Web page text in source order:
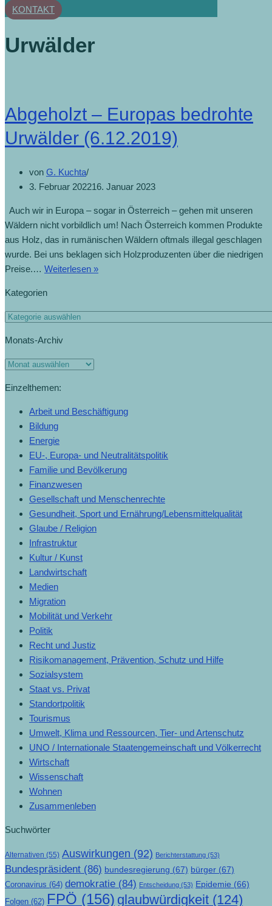
KONTAKT
Urwälder
Abgeholzt – Europas bedrohte
Urwälder (6.12.2019)
von G. Kuchta
3. Februar 202216. Januar 2023
Auch wir in Europa – sogar in Österreich – gehen mit unseren
Wäldern nicht vorbildlich um! Nach Österreich kommen Produkte
aus Holz, das in rumänischen Wäldern oftmals illegal geschlagen
wurde. Bei uns beklagen sich Holzproduzenten über die niedrigen
Preise.… Weiterlesen »
bedrohte
Kategorien
Kategorien
Monats-Archiv
Monats-
Einzelthemen:
Arbeit und Beschäftigung
Bildung
Energie
EU-, Europa- und Neutralitätspolitik
Familie und Bevölkerung
Finanzwesen
Gesellschaft und Menschenrechte
Gesundheit, Sport und Ernährung/Lebensmittelqualität
Glaube / Religion
Infrastruktur
Kultur / Kunst
Landwirtschaft
Medien
Migration
Mobilität und Verkehr
Politik
Recht und Justiz
Risikomanagement, Prävention, Schutz und Hilfe
Sozialsystem
Staat vs. Privat
Standortpolitik
Tourismus
Umwelt, Klima und Ressourcen, Tier- und Artenschutz
UNO / Internationale Staatengemeinschaft und Völkerrecht
Wirtschaft
Wissenschaft
Wohnen
Zusammenleben
Suchwörter
Alternativen (55) Auswirkungen (92) Berichterstattung (53)
Bundespräsident (86) bundesregierung (67) bürger (67)
Coronavirus (64) demokratie (84) Entscheidung (53) Epidemie (66)
Folgen (62) FPÖ (156) glaubwürdigkeit (124)